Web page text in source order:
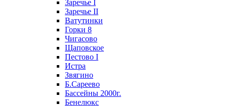
Заречье I
Заречье II
Ватутинки
Горки 8
Чигасово
Щаповское
Пестово I
Истра
Звягино
Б.Сареево
Бассейны 2000г.
Бенелюкс